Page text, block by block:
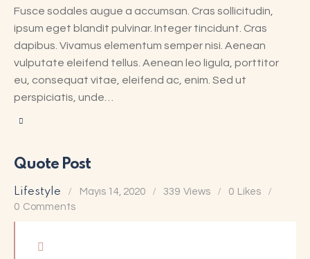
Fusce sodales augue a accumsan. Cras sollicitudin,
ipsum eget blandit pulvinar. Integer tincidunt. Cras
dapibus. Vivamus elementum semper nisi. Aenean
vulputate eleifend tellus. Aenean leo ligula, porttitor
eu, consequat vitae, eleifend ac, enim. Sed ut
perspiciatis, unde…
Quote Post
Lifestyle Mayıs 14, 2020 339 Views 0
Likes
0 Comments